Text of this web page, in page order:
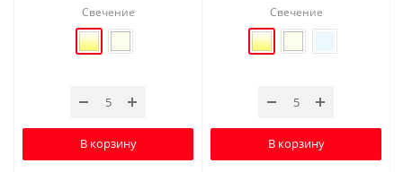
Свечение
В корзину
Свечение
В корзину